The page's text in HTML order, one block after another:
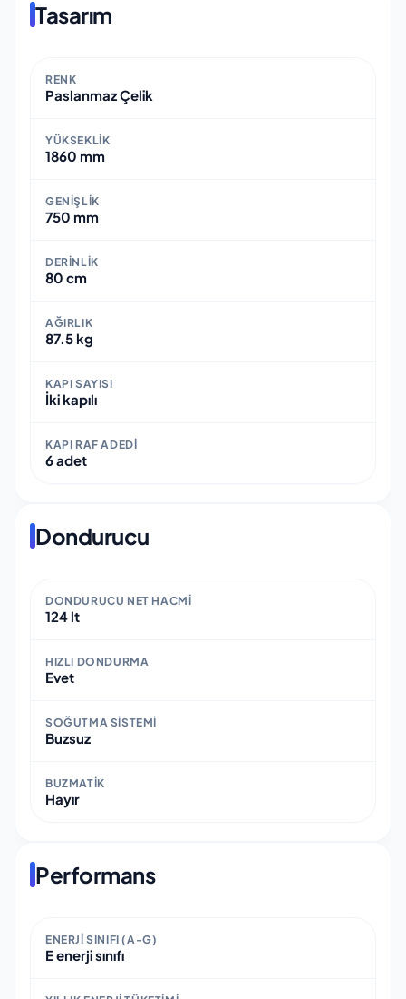
Tasarım
RENK
Paslanmaz Çelik
YÜKSEKLIK
1860 mm
GENIŞLIK
750 mm
DERINLIK
80 cm
AĞIRLIK
87.5 kg
KAPI SAYISI
İki kapılı
KAPI RAF ADEDI
6 adet
Dondurucu
DONDURUCU NET HACMI
124 lt
HIZLI DONDURMA
Evet
SOĞUTMA SISTEMI
Buzsuz
BUZMATIK
Hayır
Performans
ENERJI SINIFI (A-G)
E enerji sınıfı